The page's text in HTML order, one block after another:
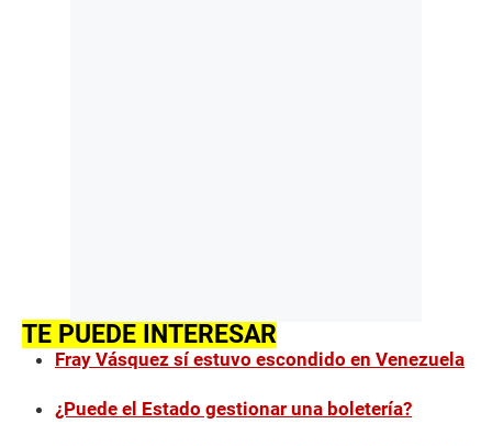
TE PUEDE INTERESAR
Fray Vásquez sí estuvo escondido en Venezuela
¿Puede el Estado gestionar una boletería?